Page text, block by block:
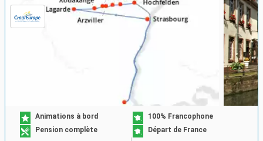
Animations à bord
100% Francophone
Pension complète
Départ de France